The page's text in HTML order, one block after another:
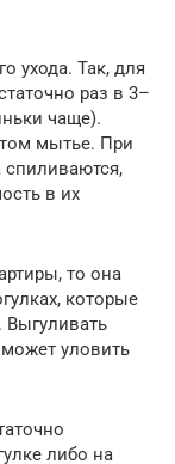
ухода. Так, для
раз в 3–
чаще).
мытье. При
в их
то она
которые
Выгуливать
уловить
либо на